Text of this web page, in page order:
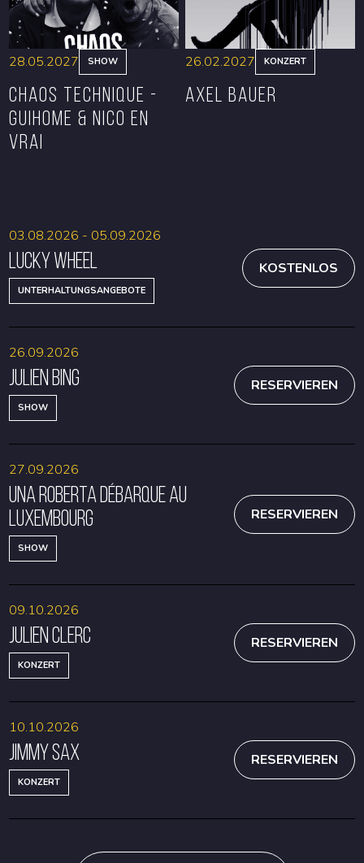
28.05.2027 SHOW
CHAOS TECHNIQUE -
GUIHOME & NICO EN
VRAI
26.02.2027 KONZERT
Axel Bauer
Lucky Wheel
UNTERHALTUNGSANGEBOTE
03.08.2026 - 05.09.2026
KOSTENLOS
Julien Bing
SHOW
26.09.2026
RESERVIEREN
Una Roberta débarque au
Luxembourg
SHOW
27.09.2026
RESERVIEREN
Julien Clerc
KONZERT
09.10.2026
RESERVIEREN
Jimmy Sax
KONZERT
10.10.2026
RESERVIEREN